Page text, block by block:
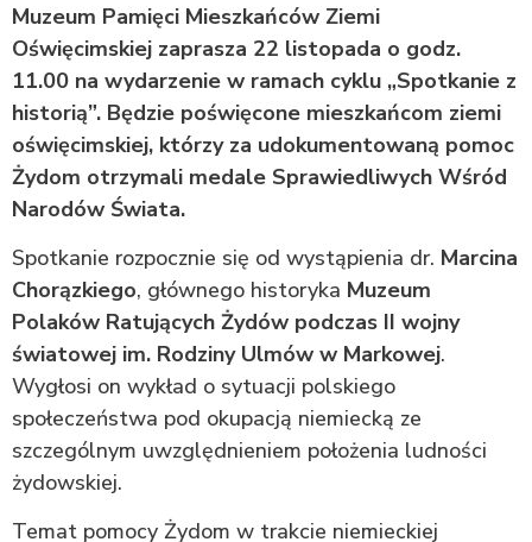
Muzeum Pamięci Mieszkańców Ziemi
Oświęcimskiej zaprasza 22 listopada o godz.
11.00 na wydarzenie w ramach cyklu „Spotkanie z
historią”. Będzie poświęcone mieszkańcom ziemi
oświęcimskiej, którzy za udokumentowaną pomoc
Żydom otrzymali medale Sprawiedliwych Wśród
Narodów Świata.
Spotkanie rozpocznie się od wystąpienia dr. Marcina
Chorązkiego, głównego historyka Muzeum
Polaków Ratujących Żydów podczas II wojny
światowej im. Rodziny Ulmów w Markowej.
Wygłosi on wykład o sytuacji polskiego
społeczeństwa pod okupacją niemiecką ze
szczególnym uwzględnieniem położenia ludności
żydowskiej.
Temat pomocy Żydom w trakcie niemieckiej